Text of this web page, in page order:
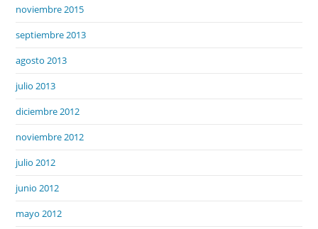
noviembre 2015
septiembre 2013
agosto 2013
julio 2013
diciembre 2012
noviembre 2012
julio 2012
junio 2012
mayo 2012